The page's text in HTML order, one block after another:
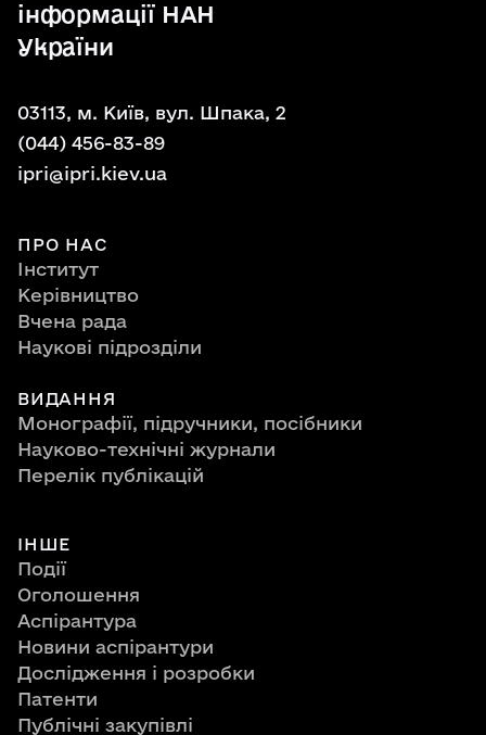
інформації НАН
України
03113, м. Київ, вул. Шпака, 2
(044) 456-83-89
ipri@ipri.kiev.ua
ПРО НАС
Інститут
Керівництво
Вчена рада
Наукові підрозділи
ВИДАННЯ
Монографії, підручники, посібники
Науково-технічні журнали
Перелік публікацій
ІНШЕ
Події
Оголошення
Аспірантура
Новини аспірантури
Дослідження і розробки
Патенти
Публічні закупівлі